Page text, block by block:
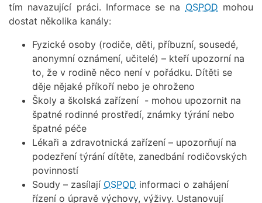
tím navazující práci. Informace se na OSPOD mohou
dostat několika kanály:
Fyzické osoby (rodiče, děti, příbuzní, sousedé,
anonymní oznámení, učitelé) – kteří upozorní na
to, že v rodině něco není v pořádku. Dítěti se
děje nějaké příkoří nebo je ohroženo
Školy a školská zařízení - mohou upozornit na
špatné rodinné prostředí, známky týrání nebo
špatné péče
Lékaři a zdravotnická zařízení – upozorňují na
podezření týrání dítěte, zanedbání rodičovských
povinností
Soudy – zasílají OSPOD informaci o zahájení
řízení o úpravě výchovy, výživy. Ustanovují